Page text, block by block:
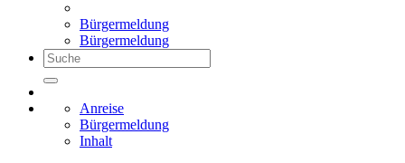
Bürgermeldung
Bürgermeldung
Anreise
Bürgermeldung
Inhalt